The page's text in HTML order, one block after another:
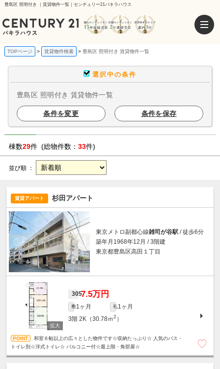
豊島区 照明付き ｜賃貸物件一覧｜センチュリー21パキラハウス
TOPページ 賃貸物件検索 豊島区 照明付き 賃貸物件一覧
選択中の条件
豊島区 照明付き 賃貸物件一覧
条件を変更 条件を保存
棟数29件 (総物件数： 33件)
並び順 ：
賃貸アパート 杉田アパート
東京メトロ副都心線雑司が谷駅 / 徒歩6分
築年月1968年12月 / 3階建
東京都豊島区高田１丁目
3057.5万円
敷1ヶ月 礼1ヶ月
3階 2K（30.78ｍ2 ）
和室６帖以上の広々とした物件です☆収納たっぷり☆ 人気のバス・
トイレ別☆洋式トイレ☆ バルコニー付☆最上階・角部屋☆